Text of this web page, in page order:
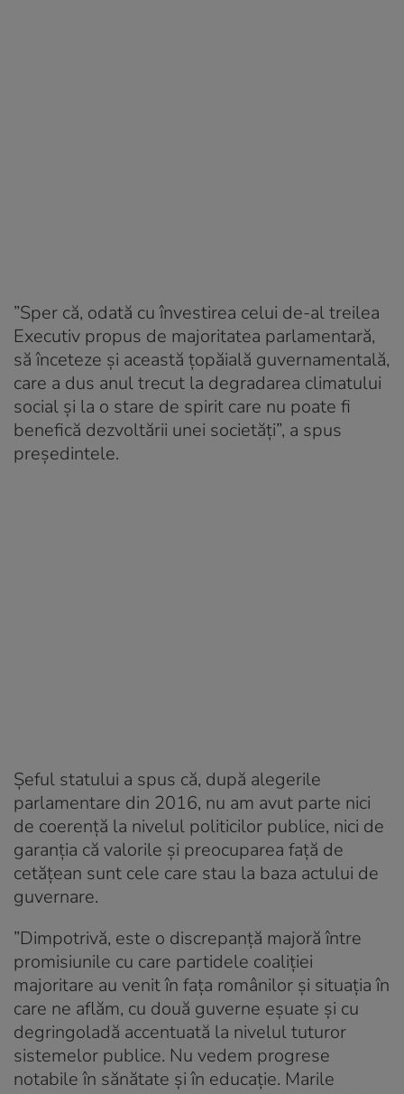
”Sper că, odată cu învestirea celui de-al treilea
Executiv propus de majoritatea parlamentară,
să înceteze și această țopăială guvernamentală,
care a dus anul trecut la degradarea climatului
social și la o stare de spirit care nu poate fi
benefică dezvoltării unei societăți”, a spus
președintele.
Șeful statului a spus că, după alegerile
parlamentare din 2016, nu am avut parte nici
de coerență la nivelul politicilor publice, nici de
garanția că valorile și preocuparea față de
cetățean sunt cele care stau la baza actului de
guvernare.
”Dimpotrivă, este o discrepanță majoră între
promisiunile cu care partidele coaliției
majoritare au venit în fața românilor și situația în
care ne aflăm, cu două guverne eșuate și cu
degringoladă accentuată la nivelul tuturor
sistemelor publice. Nu vedem progrese
notabile în sănătate și în educație. Marile